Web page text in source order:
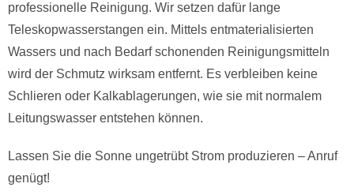
professionelle Reinigung. Wir setzen dafür lange
Teleskopwasserstangen ein. Mittels entmaterialisierten
Wassers und nach Bedarf schonenden Reinigungsmitteln
wird der Schmutz wirksam entfernt. Es verbleiben keine
Schlieren oder Kalkablagerungen, wie sie mit normalem
Leitungswasser entstehen können.
Lassen Sie die Sonne ungetrübt Strom produzieren – Anruf
genügt!